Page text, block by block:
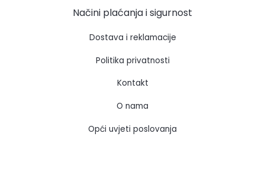
Načini plaćanja i sigurnost
Dostava i reklamacije
Politika privatnosti
Kontakt
O nama
Opći uvjeti poslovanja